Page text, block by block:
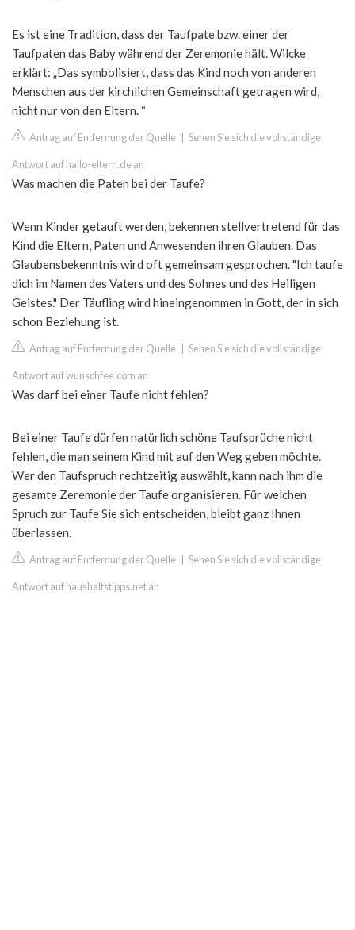
Es ist eine Tradition, dass der Taufpate bzw. einer der
Taufpaten das Baby während der Zeremonie hält. Wilcke
erklärt: „Das symbolisiert, dass das Kind noch von anderen
Menschen aus der kirchlichen Gemeinschaft getragen wird,
nicht nur von den Eltern. “
Antrag auf Entfernung der Quelle Sehen Sie sich die vollständige
Antwort auf hallo-eltern.de an
Was machen die Paten bei der Taufe?
Wenn Kinder getauft werden, bekennen stellvertretend für das
Kind die Eltern, Paten und Anwesenden ihren Glauben. Das
Glaubensbekenntnis wird oft gemeinsam gesprochen. "Ich taufe
dich im Namen des Vaters und des Sohnes und des Heiligen
Geistes." Der Täufling wird hineingenommen in Gott, der in sich
schon Beziehung ist.
Antrag auf Entfernung der Quelle Sehen Sie sich die vollständige
Antwort auf wunschfee.com an
Was darf bei einer Taufe nicht fehlen?
Bei einer Taufe dürfen natürlich schöne Taufsprüche nicht
fehlen, die man seinem Kind mit auf den Weg geben möchte.
Wer den Taufspruch rechtzeitig auswählt, kann nach ihm die
gesamte Zeremonie der Taufe organisieren. Für welchen
Spruch zur Taufe Sie sich entscheiden, bleibt ganz Ihnen
überlassen.
Antrag auf Entfernung der Quelle Sehen Sie sich die vollständige
Antwort auf haushaltstipps.net an